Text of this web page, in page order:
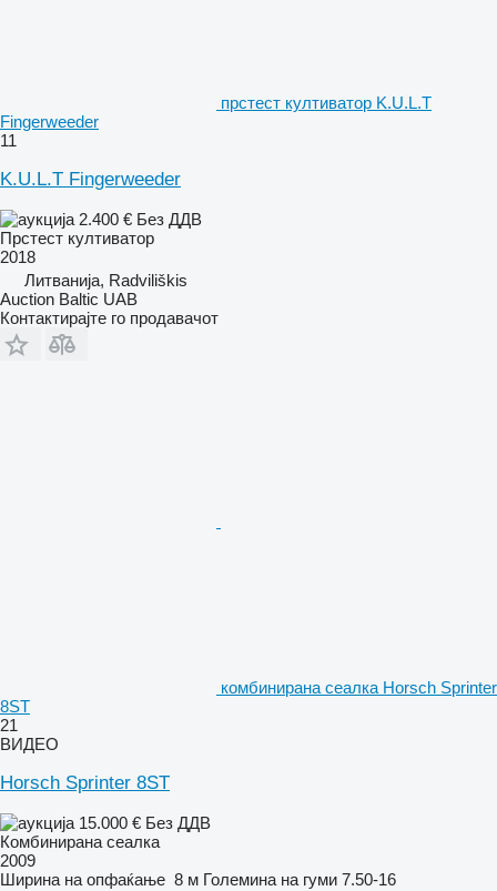
прстест култиватор K.U.L.T
Fingerweeder
11
K.U.L.T Fingerweeder
2.400 € Без ДДВ
Прстест култиватор
2018
Литванија, Radviliškis
Auction Baltic UAB
Контактирајте го продавачот
комбинирана сеалка Horsch Sprinter
8ST
21
ВИДЕО
Horsch Sprinter 8ST
15.000 € Без ДДВ
Комбинирана сеалка
2009
Ширина на опфаќање 8 м Големина на гуми 7.50-16